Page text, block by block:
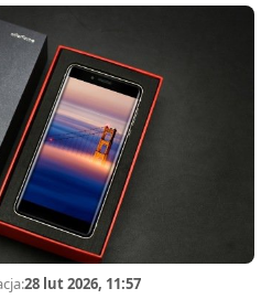
28 lut 2026, 11:57